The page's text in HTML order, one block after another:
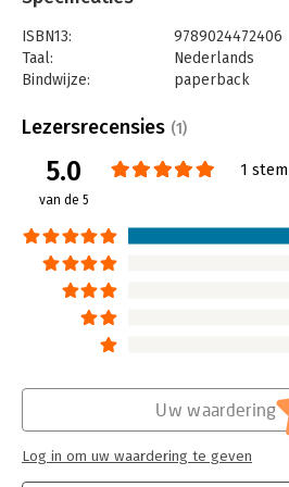
ISBN13:
9789024472406
Taal:
Nederlands
Bindwijze:
paperback
Uitgever:
Boom
Verschijningsdatum:
25-8-2025
Hoofdrubriek:
Lezersrecensies (1)
5.0
van de 5
1 stem
Uw waardering
Log in om uw waardering te geven